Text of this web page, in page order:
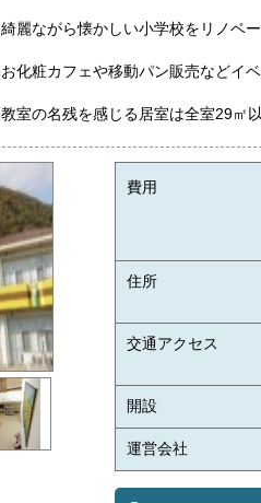
綺麗ながら懐かしい小学校をリノベ
お化粧カフェや移動パン販売などイ
教室の名残を感じる居室は全室29㎡
費用
住所
交通アクセス
開設
運営会社